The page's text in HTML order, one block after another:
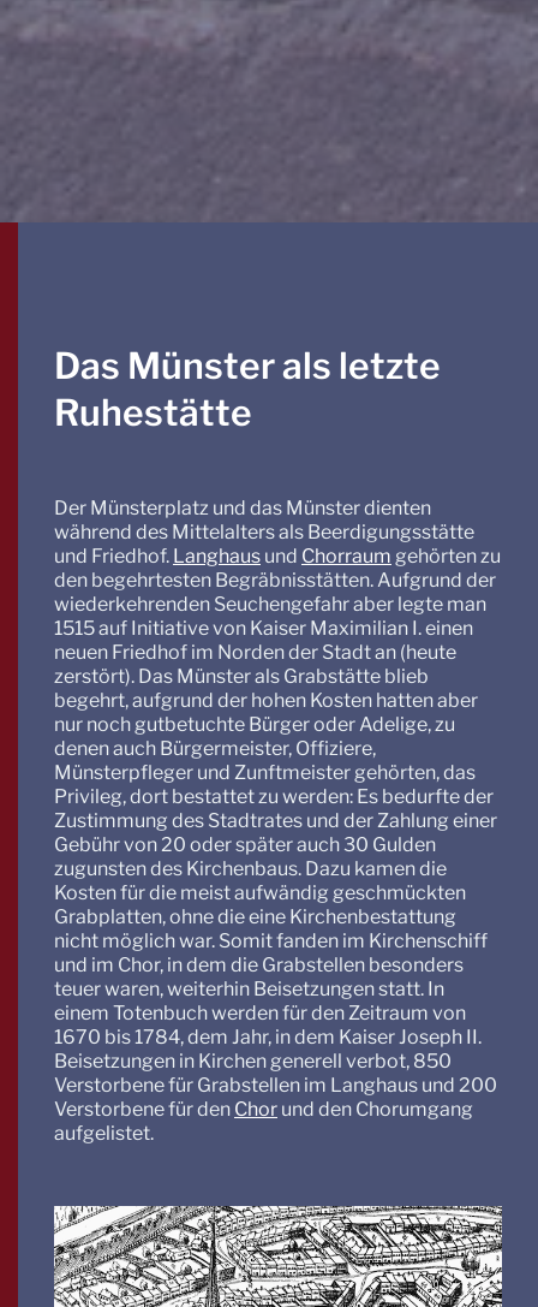
Das Münster als letzte
Ruhestätte
Der Münsterplatz und das Münster dienten
während des Mittelalters als Beerdigungsstätte
und Friedhof. Langhaus und Chorraum gehörten zu
den begehrtesten Begräbnisstätten. Aufgrund der
wiederkehrenden Seuchengefahr aber legte man
1515 auf Initiative von Kaiser Maximilian I. einen
neuen Friedhof im Norden der Stadt an (heute
zerstört). Das Münster als Grabstätte blieb
begehrt, aufgrund der hohen Kosten hatten aber
nur noch gutbetuchte Bürger oder Adelige, zu
denen auch Bürgermeister, Offiziere,
Münsterpfleger und Zunftmeister gehörten, das
Privileg, dort bestattet zu werden: Es bedurfte der
Zustimmung des Stadtrates und der Zahlung einer
Gebühr von 20 oder später auch 30 Gulden
zugunsten des Kirchenbaus. Dazu kamen die
Kosten für die meist aufwändig geschmückten
Grabplatten, ohne die eine Kirchenbestattung
nicht möglich war. Somit fanden im Kirchenschiff
und im Chor, in dem die Grabstellen besonders
teuer waren, weiterhin Beisetzungen statt. In
einem Totenbuch werden für den Zeitraum von
1670 bis 1784, dem Jahr, in dem Kaiser Joseph II.
Beisetzungen in Kirchen generell verbot, 850
Verstorbene für Grabstellen im Langhaus und 200
Verstorbene für den Chor und den Chorumgang
aufgelistet.